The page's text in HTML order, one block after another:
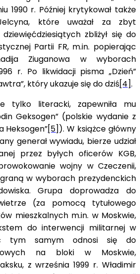
1990 r. Później krytykował także
które uważał za zbyt
zbliżył się do
Partii FR, m.in. popierając
Ziuganowa w wyborach
r. Po likwidacji pisma „Dzień”
który ukazuje się do dziś[4].
tylko literacki, zapewniła mu
Geksogen” (polskie wydanie z
Heksogen”[5] ). W książce główny
generał wywiadu, bierze udział
przez byłych oficerów KGB,
wojny w Czeczenii,
w wyborach prezydenckich
Grupa doprowadza do
(za pomocą tytułowego
mieszkalnych m.in. w Moskwie,
do interwencji militarnej w
tym samym odnosi się do
na bloki w Moskwie,
z września 1999 r. Władimir